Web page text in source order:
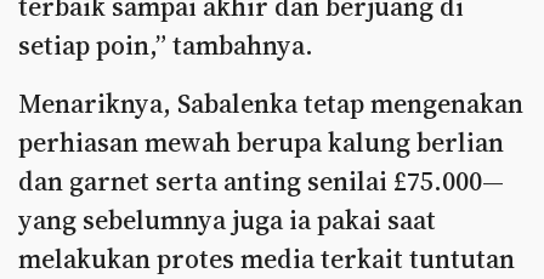
terbaik sampai akhir dan berjuang di
setiap poin,” tambahnya.
Menariknya, Sabalenka tetap mengenakan
perhiasan mewah berupa kalung berlian
dan garnet serta anting senilai £75.000—
yang sebelumnya juga ia pakai saat
melakukan protes media terkait tuntutan